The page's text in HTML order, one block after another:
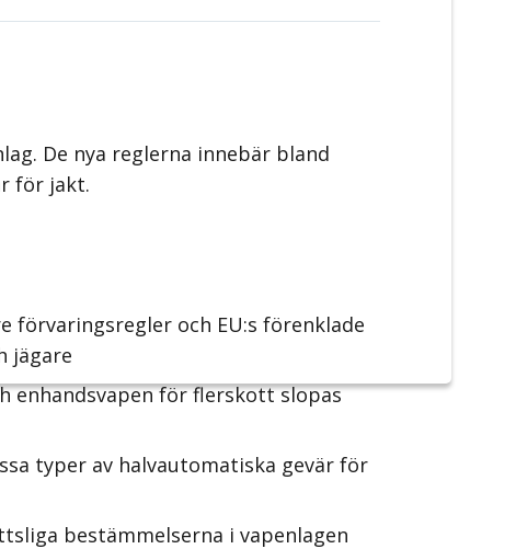
De nya reglerna innebär bland
för jakt.
och EU:s förenk­lade
jägare
enhandsvapen för flerskott slopas
typer av halv­automatiska gevär för
bestämmelserna i vapenlagen